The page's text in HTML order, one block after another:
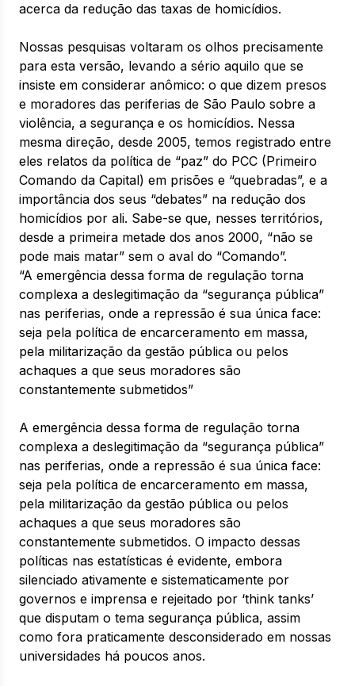
acerca da redução das taxas de homicídios.
Nossas pesquisas voltaram os olhos precisamente
para esta versão, levando a sério aquilo que se
insiste em considerar anômico: o que dizem presos
e moradores das periferias de São Paulo sobre a
violência, a segurança e os homicídios. Nessa
mesma direção, desde 2005, temos registrado entre
eles relatos da política de “paz” do PCC (Primeiro
Comando da Capital) em prisões e “quebradas”, e a
importância dos seus “debates” na redução dos
homicídios por ali. Sabe-se que, nesses territórios,
desde a primeira metade dos anos 2000, “não se
pode mais matar” sem o aval do “Comando”.
“A emergência dessa forma de regulação torna
complexa a deslegitimação da “segurança pública”
nas periferias, onde a repressão é sua única face:
seja pela política de encarceramento em massa,
pela militarização da gestão pública ou pelos
achaques a que seus moradores são
constantemente submetidos”
A emergência dessa forma de regulação torna
complexa a deslegitimação da “segurança pública”
nas periferias, onde a repressão é sua única face:
seja pela política de encarceramento em massa,
pela militarização da gestão pública ou pelos
achaques a que seus moradores são
constantemente submetidos. O impacto dessas
políticas nas estatísticas é evidente, embora
silenciado ativamente e sistematicamente por
governos e imprensa e rejeitado por ‘think tanks’
que disputam o tema segurança pública, assim
como fora praticamente desconsiderado em nossas
universidades há poucos anos.